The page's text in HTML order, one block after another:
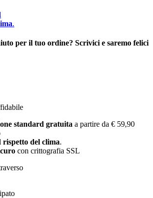
.
per il tuo ordine? Scrivici e saremo felici
standard gratuita a partire da € 59,90
rispetto del clima.
con crittografia SSL